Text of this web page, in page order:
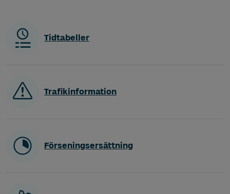
Tidtabeller
Trafikinformation
Förseningsersättning